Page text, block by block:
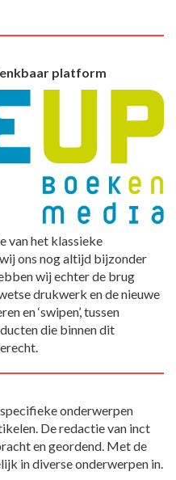
platform
van het klassieke
ons nog altijd bijzonder
wij echter de brug
drukwerk en de nieuwe
en ‘swipen’, tussen
die binnen dit
onderwerpen
De redactie van inct
en geordend. Met de
in diverse onderwerpen in.